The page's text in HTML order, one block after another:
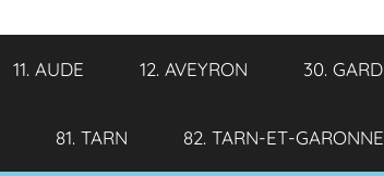
11. AUDE 12. AVEYRON 30. GARD
81. TARN 82. TARN-ET-GARONNE